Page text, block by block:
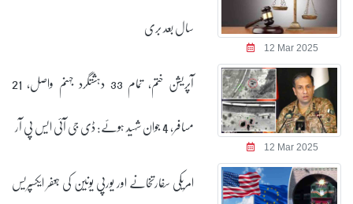
12 Mar 2025
سال بعد بری
12 Mar 2025
آپریشن ختم، تمام 33 دہشتگرد جہنم واصل، 21
مسافر، 4 جوان شہید ہوئے: ڈی جی آئی ایس پی آر
امریکی سفارتخانے اور یورپی یونین کی جعفر ایکسپریس